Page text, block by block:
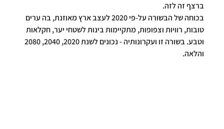
ברצף זה לזה.
בכוחה של הבשורה על-פי 2020 לעצב ארץ מאוזנת, בה ערים
טובות, רוויות וצפופות, מתקיימות בינות לשטחי יער, חקלאות
והלאה.